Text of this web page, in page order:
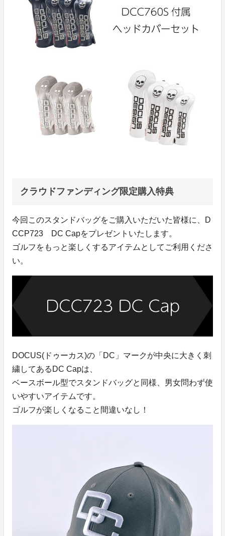
クラウドファンディング限定購入特典
今回このスタンドバッグをご購入いただいた皆様に、D
CCP723 DC Capをプレゼントいたします。
ゴルフをもっと楽しくするアイテムとしてご利用くださ
い。
DOCUS(ドゥーカス)の「DC」マークが中央に大きく刺
繍してあるDC Capは、
ベースボール型でスタンドバッグと同様、男女問わず使
いやすいアイテムです。
ゴルフが楽しくなること間違いなし！